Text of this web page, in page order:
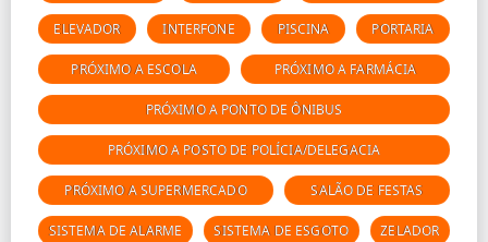
ELEVADOR INTERFONE PISCINA PORTARIA
PRÓXIMO A ESCOLA PRÓXIMO A FARMÁCIA
PRÓXIMO A PONTO DE ÔNIBUS
PRÓXIMO A POSTO DE POLÍCIA/DELEGACIA
PRÓXIMO A SUPERMERCADO SALÃO DE FESTAS
SISTEMA DE ALARME SISTEMA DE ESGOTO ZELADOR